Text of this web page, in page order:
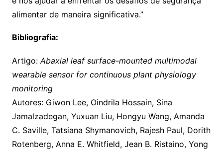
alimentar de maneira significativa.”
Bibliografia:
Artigo:Abaxial leaf surface-mounted multimodal
wearable sensor for continuous plant physiology
monitoring
Autores: Giwon Lee, Oindrila Hossain, Sina
Jamalzadegan, Yuxuan Liu, Hongyu Wang, Amanda
C. Saville, Tatsiana Shymanovich, Rajesh Paul, Dorith
Rotenberg, Anna E. Whitfield, Jean B. Ristaino, Yong